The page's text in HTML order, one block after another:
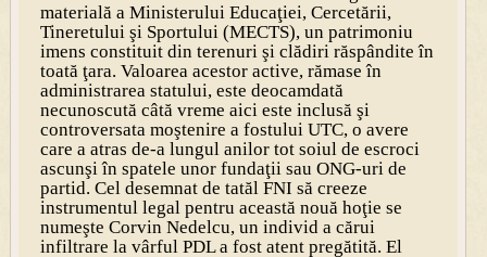
materială a Ministerului Educaţiei, Cercetării,
Tineretului şi Sportului (MECTS), un patrimoniu
imens constituit din terenuri şi clădiri răspândite în
toată ţara. Valoarea acestor active, rămase în
administrarea statului, este deocamdată
necunoscută câtă vreme aici este inclusă şi
controversata moştenire a fostului UTC, o avere
care a atras de-a lungul anilor tot soiul de escroci
ascunşi în spatele unor fundaţii sau ONG-uri de
partid. Cel desemnat de tatăl FNI să creeze
instrumentul legal pentru această nouă hoţie se
numeşte Corvin Nedelcu, un individ a cărui
infiltrare la vârful PDL a fost atent pregătită. El